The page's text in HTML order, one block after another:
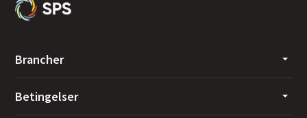
Brancher
Betingelser